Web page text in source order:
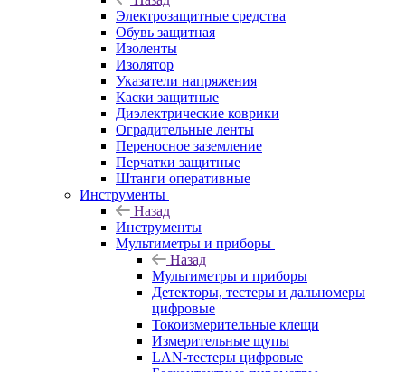
Электрозащитные средства
Обувь защитная
Изоленты
Изолятор
Указатели напряжения
Каски защитные
Диэлектрические коврики
Оградительные ленты
Переносное заземление
Перчатки защитные
Штанги оперативные
Инструменты
Назад
Инструменты
Мультиметры и приборы
Назад
Мультиметры и приборы
Детекторы, тестеры и дальномеры
цифровые
Токоизмерительные клещи
Измерительные щупы
LAN-тестеры цифровые